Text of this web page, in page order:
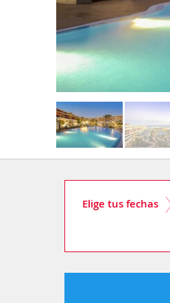
Elige tus fechas